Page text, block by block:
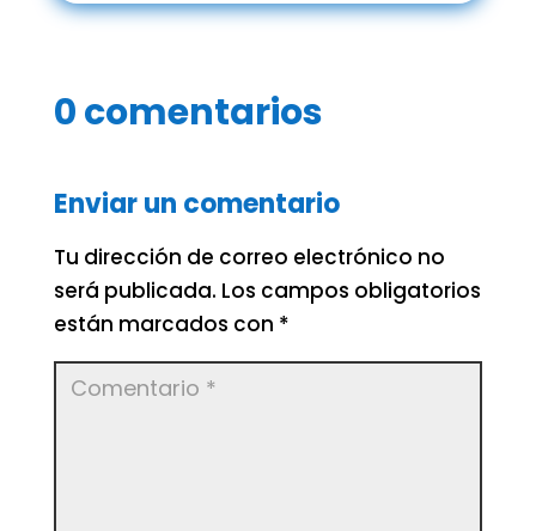
0 comentarios
Enviar un comentario
Tu dirección de correo electrónico no
será publicada. Los campos obligatorios
están marcados con *